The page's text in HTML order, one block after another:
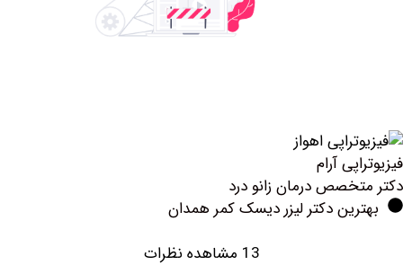
آرام
درمان زانو درد
دکتر لیزر دیسک کمر همدان